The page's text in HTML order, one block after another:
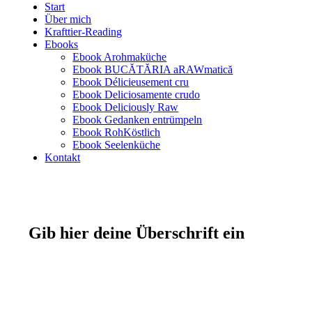
Start
Über mich
Krafttier-Reading
Ebooks
Ebook Arohmaküche
Ebook BUCĂTĂRIA aRAWmatică
Ebook Délicieusement cru
Ebook Deliciosamente crudo
Ebook Deliciously Raw
Ebook Gedanken entrümpeln
Ebook RohKöstlich
Ebook Seelenküche
Kontakt
Gib hier deine Überschrift ein